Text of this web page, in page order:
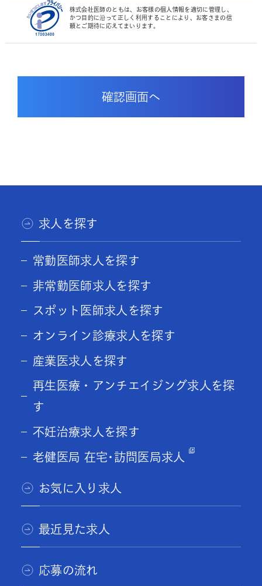
株式会社医師のともは、お客様の個人情報を適切に管理し、
かつ目的に沿って正しく利用することにより、お客さまの信
頼とご期待に応えてまいります。
求人を探す
常勤医師求人を探す
非常勤医師求人を探す
スポット医師求人を探す
オンライン診療求人を探す
産業医求人を探す
再生医療・アンチエイジング求人を探
す
不妊治療求人を探す
老健医局 在宅･訪問医局求人
お気に入り求人
最近見た求人
応募の流れ